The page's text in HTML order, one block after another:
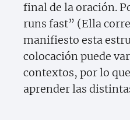
final de la oración.
runs fast” (Ella
manifiesto esta
colocación puede
contextos, por lo
aprender las